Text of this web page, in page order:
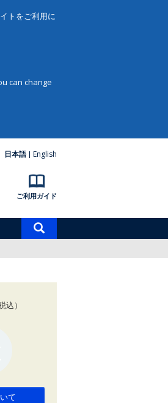
トをご利用に
can change
日本語 English
ご利用ガイド
索
込）
て